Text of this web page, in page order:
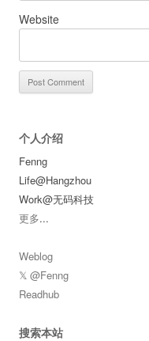
Website
个人介绍
Fenng
Life@Hangzhou
Work@无码科技
更多...
Weblog
𝕏 @Fenng
Readhub
搜索本站